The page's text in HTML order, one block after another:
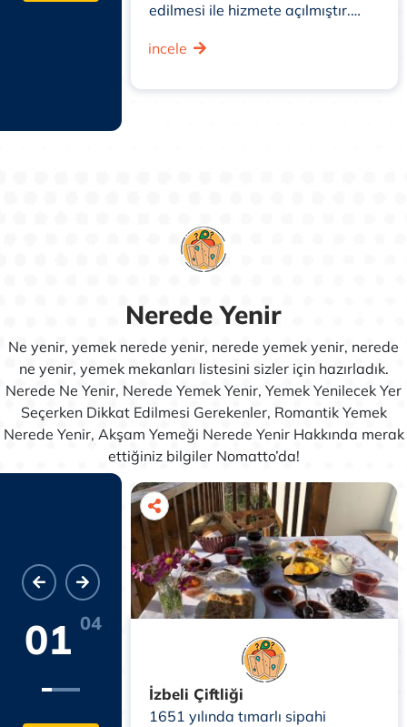
edilmesi ile hizmete açılmıştır.
oda bulunuyor.
incele
Nerede Yenir
Ne yenir, yemek nerede yenir, nerede yemek yenir, nerede
ne yenir, yemek mekanları listesini sizler için hazırladık.
Nerede Ne Yenir, Nerede Yemek Yenir, Yemek Yenilecek Yer
Seçerken Dikkat Edilmesi Gerekenler, Romantik Yemek
Nerede Yenir, Akşam Yemeği Nerede Yenir Hakkında merak
ettiğiniz bilgiler Nomatto’da!
01 04
İzbeli Çiftliği
1651 yılında tımarlı sipahi